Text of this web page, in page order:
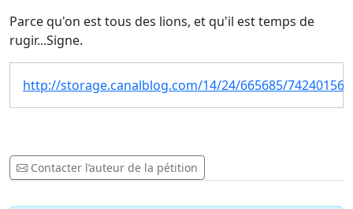
Parce qu'on est tous des lions, et qu'il est temps de
rugir...Signe.
http://storage.canalblog.com/14/24/665685/
Contacter l’auteur de la pétition